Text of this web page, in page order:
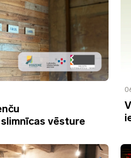
vēsture